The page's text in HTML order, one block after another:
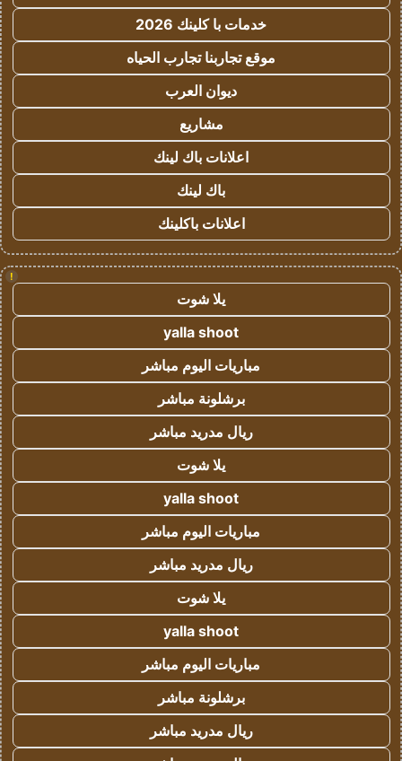
خدمات با كلينك 2026
موقع تجاربنا تجارب الحياه
ديوان العرب
مشاريع
اعلانات باك لينك
باك لينك
اعلانات باكلينك
!
يلا شوت
yalla shoot
مباريات اليوم مباشر
برشلونة مباشر
ريال مدريد مباشر
يلا شوت
yalla shoot
مباريات اليوم مباشر
ريال مدريد مباشر
يلا شوت
yalla shoot
مباريات اليوم مباشر
برشلونة مباشر
ريال مدريد مباشر